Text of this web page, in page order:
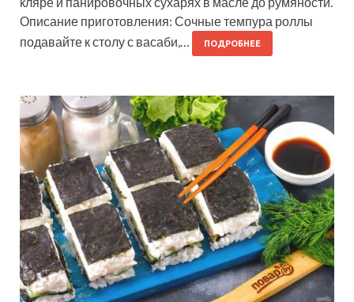
Описание приготовления: Сочные темпура роллы
подавайте к столу с васаби,…
ПОДРОБНЕЕ